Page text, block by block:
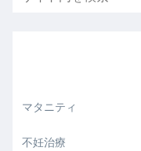
マタニティ
不妊治療